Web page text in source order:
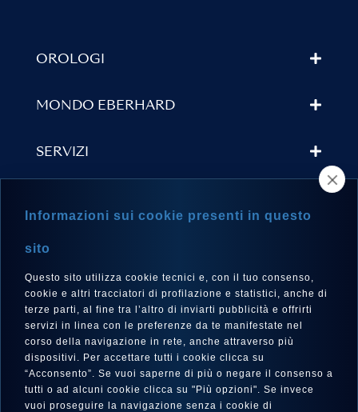
OROLOGI
MONDO EBERHARD
SERVIZI
LINGUA
Italiano
Informazioni sui cookie presenti in questo
sito
Questo sito utilizza cookie tecnici e, con il tuo consenso,
cookie e altri tracciatori di profilazione e statistici, anche di
terze parti, al fine tra l’altro di inviarti pubblicità e offrirti
servizi in linea con le preferenze da te manifestate nel
corso della navigazione in rete, anche attraverso più
dispositivi. Per accettare tutti i cookie clicca su
“Acconsento”. Se vuoi saperne di più o negare il consenso a
tutti o ad alcuni cookie clicca su "Più opzioni". Se invece
vuoi proseguire la navigazione senza i cookie di